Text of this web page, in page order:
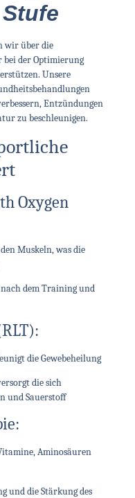
wir über die
bei der Optimierung
Unsere
Entzündungen
zu beschleunigen.
Oxygen
Muskeln, was die
dem Training und
die Gewebeheilung
die sich
und Sauerstoff
Aminosäuren
und die Stärkung des